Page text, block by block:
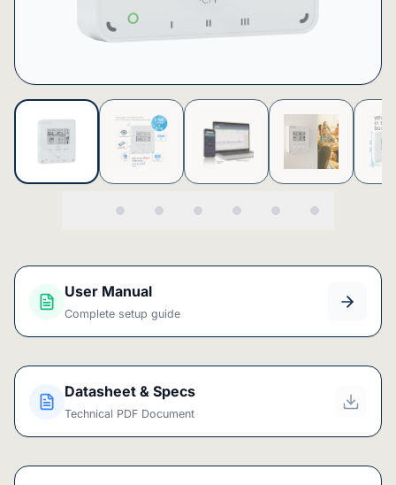
User Manual
Complete setup guide
Datasheet & Specs
Technical PDF Document